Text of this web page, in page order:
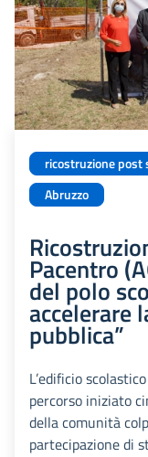
ricostruzione post
Abruzzo
Pacentro
del polo
accelerare
pubblica”
L’edificio
percorso iniziato
della comunità
partecipazione di